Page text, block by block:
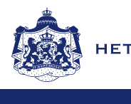
Naar de homepage